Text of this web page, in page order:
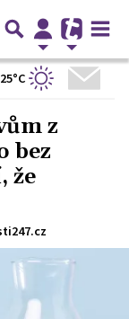
25°C
z
bez
že